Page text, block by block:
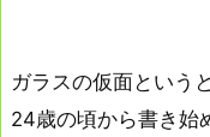
ガラスの仮面という
24歳の頃から書き始